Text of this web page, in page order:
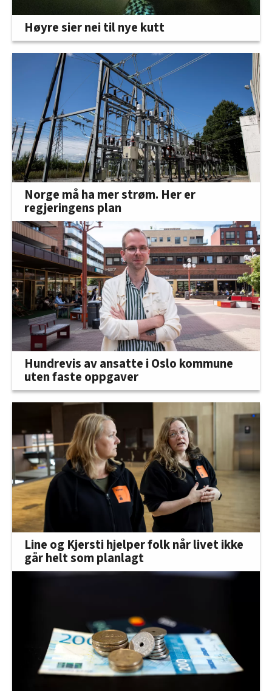
Høyre sier nei til nye kutt
Norge må ha mer strøm. Her er
regjeringens plan
Hundrevis av ansatte i Oslo kommune
uten faste oppgaver
Line og Kjersti hjelper folk når livet ikke
går helt som planlagt